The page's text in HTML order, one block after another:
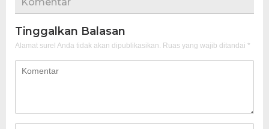
Tinggalkan Balasan
Alamat surel Anda tidak akan dipublikasikan. Ruas yang wajib ditandai *